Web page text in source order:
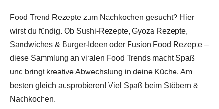
Food Trend Rezepte zum Nachkochen gesucht? Hier
wirst du fündig. Ob Sushi-Rezepte, Gyoza Rezepte,
Sandwiches & Burger-Ideen oder Fusion Food Rezepte –
diese Sammlung an viralen Food Trends macht Spaß
und bringt kreative Abwechslung in deine Küche. Am
besten gleich ausprobieren! Viel Spaß beim Stöbern &
Nachkochen.